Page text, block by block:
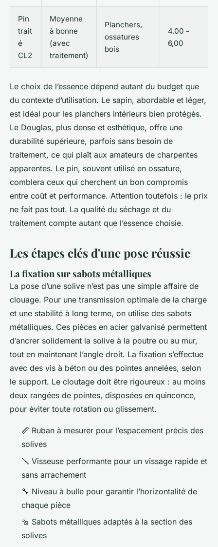
Pin
trait
é
CL2
Moyenne
à bonne
(avec
traitement)
Planchers,
ossatures
bois
4,00 -
6,00
Le choix de l’essence dépend autant du budget que
du contexte d’utilisation. Le sapin, abordable et léger,
est idéal pour les planchers intérieurs bien protégés.
Le Douglas, plus dense et esthétique, offre une
durabilité supérieure, parfois sans besoin de
traitement, ce qui plaît aux amateurs de charpentes
apparentes. Le pin, souvent utilisé en ossature,
comblera ceux qui cherchent un bon compromis
entre coût et performance. Attention toutefois : le prix
ne fait pas tout. La qualité du séchage et du
traitement compte autant que l’essence choisie.
Les étapes clés d'une pose réussie
La fixation sur sabots métalliques
La pose d’une solive n’est pas une simple affaire de
clouage. Pour une transmission optimale de la charge
et une stabilité à long terme, on utilise des sabots
métalliques. Ces pièces en acier galvanisé permettent
d’ancrer solidement la solive à la poutre ou au mur,
tout en maintenant l’angle droit. La fixation s’effectue
avec des vis à béton ou des pointes annelées, selon
le support. Le cloutage doit être rigoureux : au moins
deux rangées de pointes, disposées en quinconce,
pour éviter toute rotation ou glissement.
📏 Ruban à mesurer pour l’espacement précis des
solives
🪛 Visseuse performante pour un vissage rapide et
sans arrachement
🔧 Niveau à bulle pour garantir l’horizontalité de
chaque pièce
🔩 Sabots métalliques adaptés à la section des
solives